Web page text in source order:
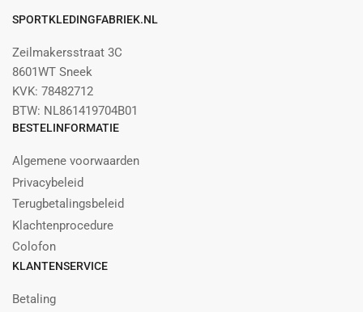
SPORTKLEDINGFABRIEK.NL
Zeilmakersstraat 3C
8601WT Sneek
KVK: 78482712
BTW: NL861419704B01
BESTELINFORMATIE
Algemene voorwaarden
Privacybeleid
Terugbetalingsbeleid
Klachtenprocedure
Colofon
KLANTENSERVICE
Betaling